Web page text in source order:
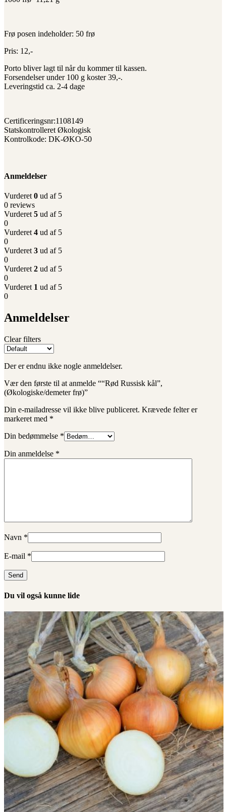
Frø posen indeholder: 50 frø
Pris: 12,-
Porto bliver lagt til når du kommer til kassen.
Forsendelser under 100 g koster 39,-.
Leveringstid ca. 2-4 dage
Certificeringsnr:1108149
Statskontrolleret Økologisk
Kontrolkode: DK-ØKO-50
Anmeldelser
Vurderet 0 ud af 5
0 reviews
Vurderet 5 ud af 5
0
Vurderet 4 ud af 5
0
Vurderet 3 ud af 5
0
Vurderet 2 ud af 5
0
Vurderet 1 ud af 5
0
Anmeldelser
Clear filters
Der er endnu ikke nogle anmeldelser.
Vær den første til at anmelde ““Rød Russisk kål”,
(Økologiske/demeter frø)”
Din e-mailadresse vil ikke blive publiceret. Krævede felter er
markeret med *
Din bedømmelse *
Din anmeldelse *
Navn *
E-mail *
Du vil også kunne lide